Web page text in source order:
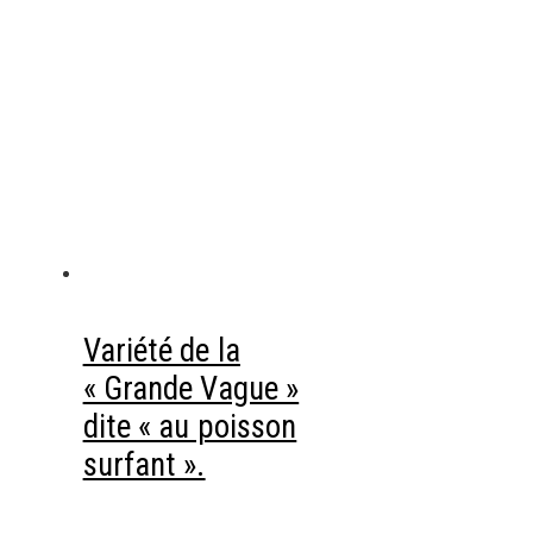
Variété de la
« Grande Vague »
dite « au poisson
surfant ».